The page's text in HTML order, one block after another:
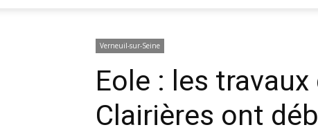
Verneuil-sur-Seine
Eole : les
Clairières ont